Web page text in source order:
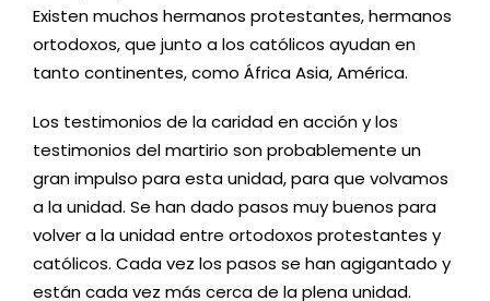
Existen muchos hermanos protestantes, hermanos
ortodoxos, que junto a los católicos ayudan en
tanto continentes, como África Asia, América.
Los testimonios de la caridad en acción y los
testimonios del martirio son probablemente un
gran impulso para esta unidad, para que volvamos
a la unidad. Se han dado pasos muy buenos para
volver a la unidad entre ortodoxos protestantes y
católicos. Cada vez los pasos se han agigantado y
están cada vez más cerca de la plena unidad.